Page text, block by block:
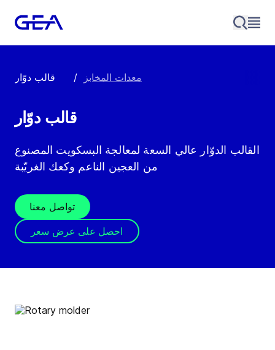
معدات المخابز / قالب دوّار
قالب دوّار
القالب الدوّار عالي السعة لمعالجة البسكويت المصنوع
من العجين الناعم وكعك الغريّبة
تواصل معنا
احصل على عرض سعر